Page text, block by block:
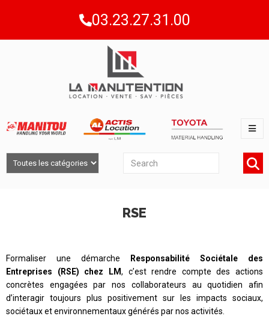
03.23.27.31.00
RSE
Formaliser une démarche
Responsabilité Sociétale des
Entreprises (RSE) chez LM, c’est rendre compte des actions
concrètes engagées par nos collaborateurs au quotidien afin
d’interagir toujours plus positivement sur les impacts sociaux,
sociétaux et environnementaux générés par nos activités.